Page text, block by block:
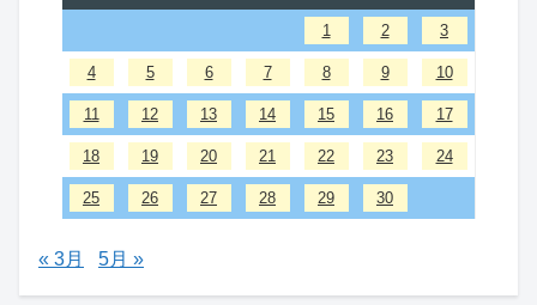
1 2 3
4 5 6 7 8 9 10
11 12 13 14 15 16 17
18 19 20 21 22 23 24
25 26 27 28 29 30
« 3月 5月 »